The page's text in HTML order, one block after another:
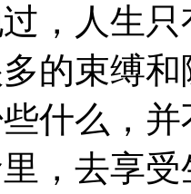
，人生
的束缚
什么，
，去享